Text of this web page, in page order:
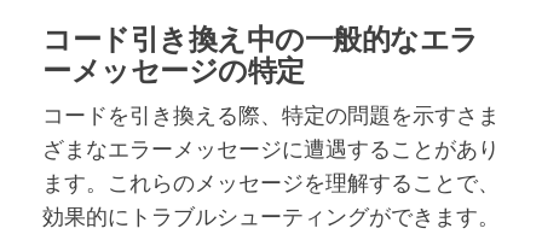
コード引き換え中の一般的なエラ
ーメッセージの特定
コードを引き換える際、特定の問題を示すさま
ざまなエラーメッセージに遭遇することがあり
ます。これらのメッセージを理解することで、
効果的にトラブルシューティングができます。